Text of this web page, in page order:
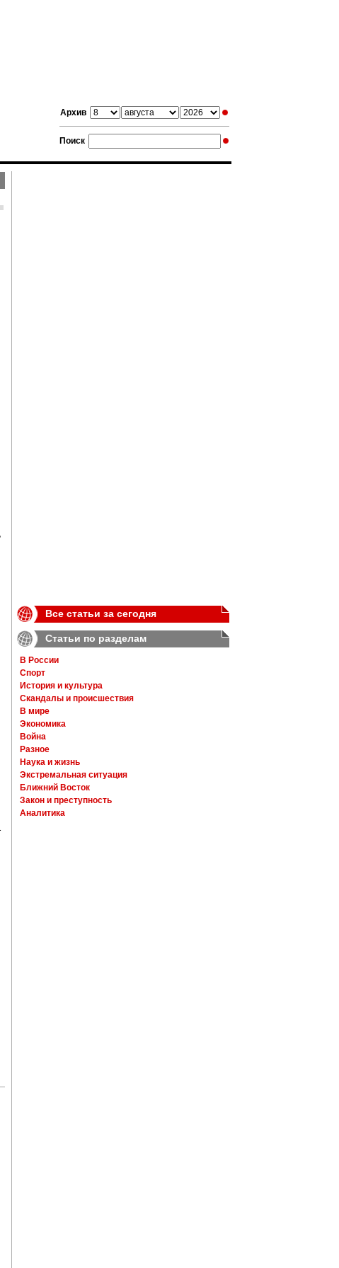
Архив
Поиск
Все статьи за сегодня
Статьи по разделам
В России
Спорт
История и культура
Скандалы и происшествия
В мире
Экономика
Война
Разное
Наука и жизнь
Экстремальная ситуация
Ближний Восток
Закон и преступность
Аналитика